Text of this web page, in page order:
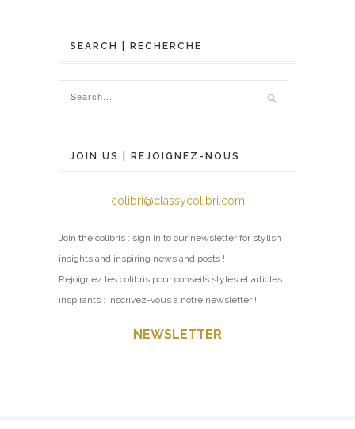
SEARCH | RECHERCHE
JOIN US | REJOIGNEZ-NOUS
colibri@classycolibri.com
Join the colibris : sign in to our newsletter for stylish
insights and inspiring news and posts !
Rejoignez les colibris pour conseils stylés et articles
inspirants : inscrivez-vous à notre newsletter !
NEWSLETTER